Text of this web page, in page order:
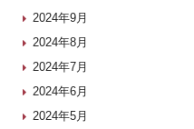
2024年9月
2024年8月
2024年7月
2024年6月
2024年5月